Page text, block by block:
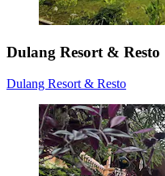
Dulang Resort & Resto
Dulang Resort & Resto